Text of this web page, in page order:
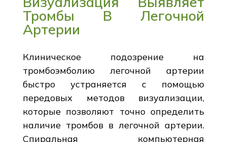
Тромбы В Легочной
Артерии
Клиническое подозрение на
тромбоэмболию легочной артерии
быстро устраняется с помощью
передовых методов визуализации,
которые позволяют точно определить
наличие тромбов в легочной артерии.
Спиральная компьютерная